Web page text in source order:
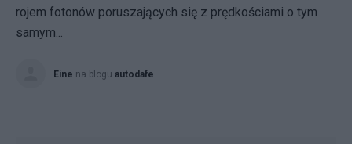
rojem fotonów poruszających się z prędkościami o tym
samym...
Eine na blogu autodafe